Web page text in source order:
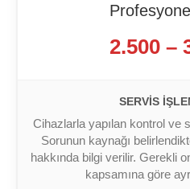
2.500 –
SERVIS
Cihazlarla yapılan kontrol ve
Sorunun kaynağı
hakkında bilgi verilir. Gerekli
kapsamına göre